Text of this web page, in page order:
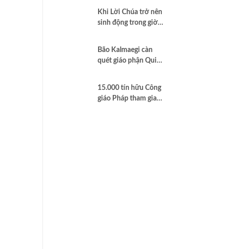
Khi Lời Chúa trở nên
sinh động trong giờ
Bão Kalmaegi càn
quét giáo phận Qui
15.000 tín hữu Công
giáo Pháp tham gia